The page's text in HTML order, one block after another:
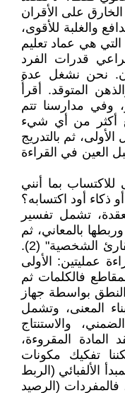
الخارق على الأقران
والغلبة للأقوى،
هي عماد تعليم
(1)، تعليم يراعي قدرات الفرد
نحن نشغل عدة
المتوقد. أقرأُ
وفي مدارسنا تتم
أكثر من أي شيء
ثم بالتدريج
العين في القراءة
بما أنني
ذكاء أود اكتسابه؟
تشمل تفسير
بالمعاني، ثم
تفسير تلك المعاني وفقا لخبرات القارئ الشخصية" (2).
عمليتين: الأولى
فالكلمات ثم
بواسطة جهاز
المعنى، وتشمل
والاستنتاج
المادة المقروءة،
وهكذا يمكننا تفكيك مكونات
الألفبائي (الربط
(الرصيد